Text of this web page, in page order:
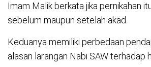
Imam Malik berkata jika pernikahan
sebelum maupun setelah akad.
Keduanya memiliki perbedaan
alasan larangan Nabi SAW terhadap